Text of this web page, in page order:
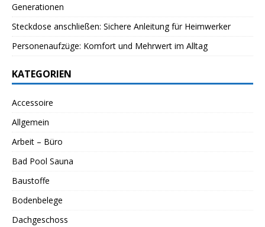
Generationen
Steckdose anschließen: Sichere Anleitung für Heimwerker
Personenaufzüge: Komfort und Mehrwert im Alltag
KATEGORIEN
Accessoire
Allgemein
Arbeit – Büro
Bad Pool Sauna
Baustoffe
Bodenbelege
Dachgeschoss